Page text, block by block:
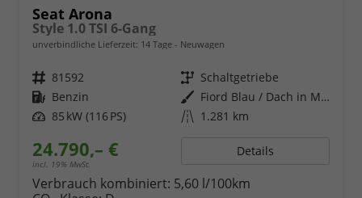
Seat Arona
Style 1.0 TSI 6-Gang
unverbindliche Lieferzeit: 14 Tage Neuwagen
Fahrzeugnr. 81592 Getriebe Schaltgetriebe
Kraftstoff Benzin Außenfarbe
Fiord Blau / Dach in Midnight Schwarz Metallic
Leistung 85 kW (116 PS) Kilometerstand 1.281 km
24.790,– €
incl. 19% MwSt.
Details
Verbrauch kombiniert: 5,60 l/100km